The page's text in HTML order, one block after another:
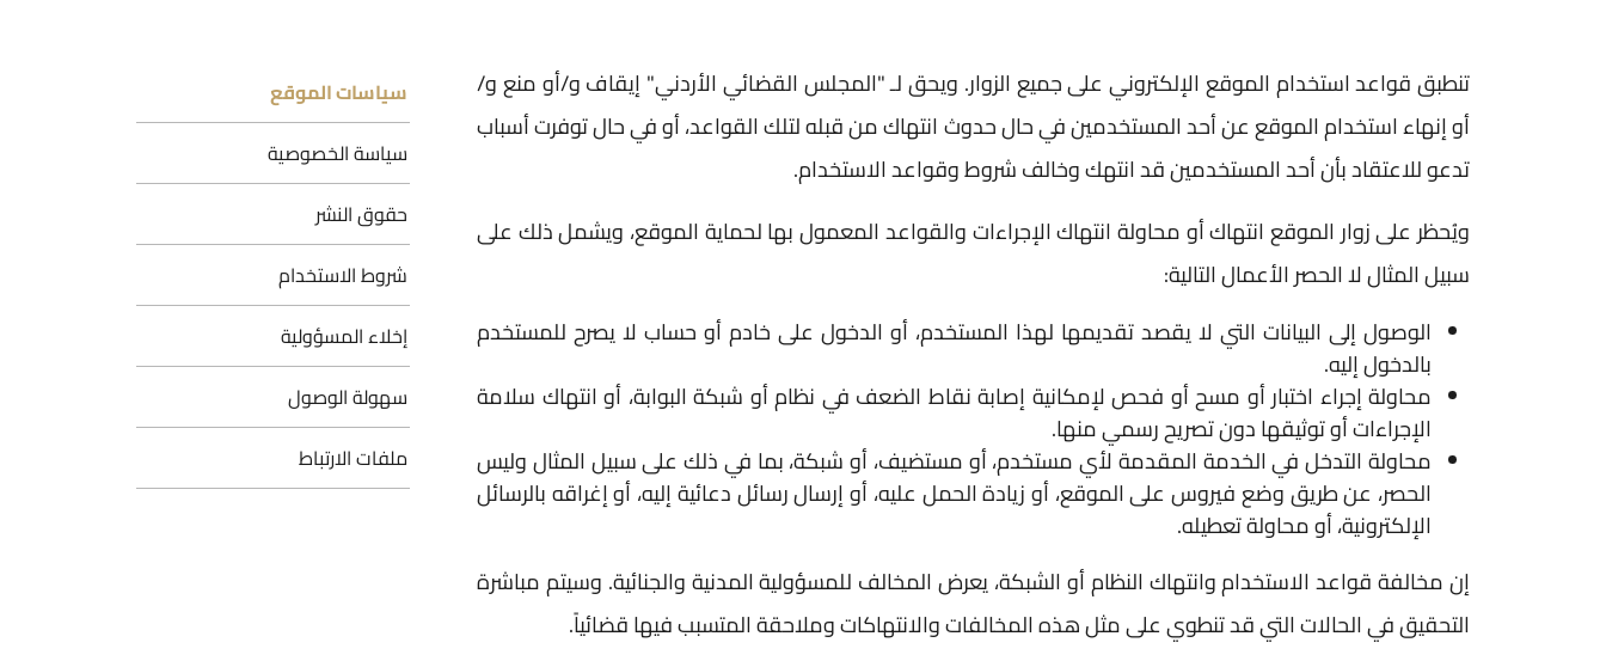
تنطبق قواعد استخدام الموقع الإلكتروني على جميع الزوار. ويحق لـ "المجلس القضائي الأردني" إيقاف و/أو منع و/
أو إنهاء استخدام الموقع عن أحد المستخدمين في حال حدوث انتهاك من قبله لتلك القواعد، أو في حال توفرت أسباب
تدعو للاعتقاد بأن أحد المستخدمين قد انتهك وخالف شروط وقواعد الاستخدام.
ويُحظر على زوار الموقع انتهاك أو محاولة انتهاك الإجراءات والقواعد المعمول بها لحماية الموقع، ويشمل ذلك على
سبيل المثال لا الحصر الأعمال التالية:
الوصول إلى البيانات التي لا يقصد تقديمها لهذا المستخدم، أو الدخول على خادم أو حساب لا يصرح للمستخدم
بالدخول إليه.
محاولة إجراء اختبار أو مسح أو فحص لإمكانية إصابة نقاط الضعف في نظام أو شبكة البوابة، أو انتهاك سلامة
الإجراءات أو توثيقها دون تصريح رسمي منها.
محاولة التدخل في الخدمة المقدمة لأي مستخدم، أو مستضيف، أو شبكة، بما في ذلك على سبيل المثال وليس
الحصر، عن طريق وضع فيروس على الموقع، أو زيادة الحمل عليه، أو إرسال رسائل دعائية إليه، أو إغراقه بالرسائل
الإلكترونية، أو محاولة تعطيله.​​​​
إن مخالفة قواعد الاستخدام وانتهاك النظام أو الشبكة، يعرض المخالف للمسؤولية المدنية والجنائية. وسيتم مباشرة
التحقيق في الحالات التي قد تنطوي على مثل هذه المخالفات والانتهاكات وملاحقة المتسبب فيها قضائياً.
سياسات الموقع
سياسة الخصوصية
حقوق النشر
شروط الاستخدام
إخلاء المسؤولية
سهولة الوصول
ملفات الارتباط